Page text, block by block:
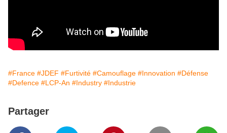
#France #JDEF #Furtivité #Camouflage #Innovation #Défense
#Defence #LCP-An #Industry #Industrie
Partager